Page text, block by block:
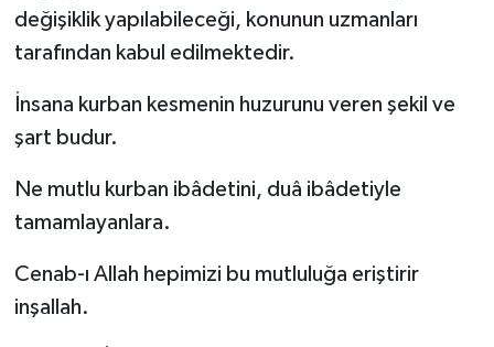
değişiklik yapılabileceği, konunun uzmanları
tarafından kabul edilmektedir.
İnsana kurban kesmenin huzurunu veren şekil ve
şart budur.
Ne mutlu kurban ibâdetini, duâ ibâdetiyle
tamamlayanlara.
Cenab-ı Allah hepimizi bu mutluluğa eriştirir
inşallah.